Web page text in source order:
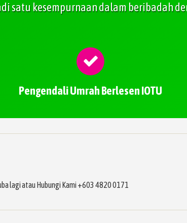
satu kesempurnaan dalam beribadah
Pengendali Umrah Berlesen IOTU
lagi atau Hubungi Kami +603 4820 0171